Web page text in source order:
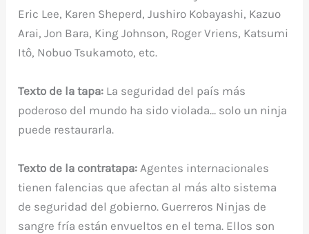
Eric Lee, Karen Sheperd, Jushiro Kobayashi, Kazuo
Arai, Jon Bara, King Johnson, Roger Vriens, Katsumi
Itô, Nobuo Tsukamoto, etc.
Texto de la tapa: La seguridad del país más
poderoso del mundo ha sido violada… solo un ninja
puede restaurarla.
Texto de la contratapa: Agentes internacionales
tienen falencias que afectan al más alto sistema
de seguridad del gobierno. Guerreros Ninjas de
sangre fría están envueltos en el tema. Ellos son